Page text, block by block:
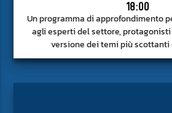
18:00
Un programma di approfondimento
agli esperti del settore,
versione dei temi più scottanti